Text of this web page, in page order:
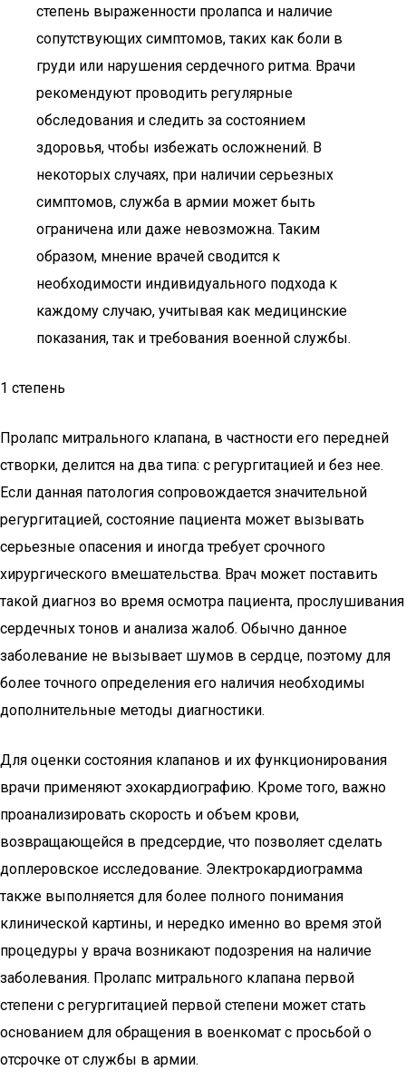
степень выраженности пролапса и наличие
сопутствующих симптомов, таких как боли в
груди или нарушения сердечного ритма. Врачи
рекомендуют проводить регулярные
обследования и следить за состоянием
здоровья, чтобы избежать осложнений. В
некоторых случаях, при наличии серьезных
симптомов, служба в армии может быть
ограничена или даже невозможна. Таким
образом, мнение врачей сводится к
необходимости индивидуального подхода к
каждому случаю, учитывая как медицинские
показания, так и требования военной службы.
1 степень
Пролапс митрального клапана, в частности его передней
створки, делится на два типа: с регургитацией и без нее.
Если данная патология сопровождается значительной
регургитацией, состояние пациента может вызывать
серьезные опасения и иногда требует срочного
хирургического вмешательства. Врач может поставить
такой диагноз во время осмотра пациента, прослушивания
сердечных тонов и анализа жалоб. Обычно данное
заболевание не вызывает шумов в сердце, поэтому для
более точного определения его наличия необходимы
дополнительные методы диагностики.
Для оценки состояния клапанов и их функционирования
врачи применяют эхокардиографию. Кроме того, важно
проанализировать скорость и объем крови,
возвращающейся в предсердие, что позволяет сделать
доплеровское исследование. Электрокардиограмма
также выполняется для более полного понимания
клинической картины, и нередко именно во время этой
процедуры у врача возникают подозрения на наличие
заболевания. Пролапс митрального клапана первой
степени с регургитацией первой степени может стать
основанием для обращения в военкомат с просьбой о
отсрочке от службы в армии.